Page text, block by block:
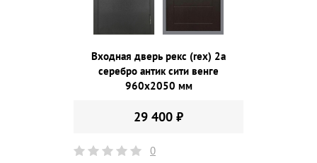
Входная дверь рекс (rex) 2а
серебро антик сити венге
960х2050 мм
29 400 ₽
0